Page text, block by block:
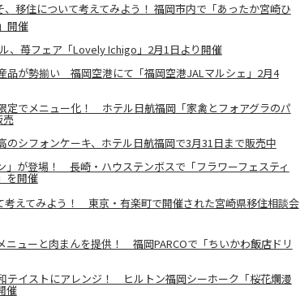
、移住について考えてみよう！ 福岡市内で「あったか宮崎ひ
開催
、苺フェア「Lovely Ichigo」2月1日より開催
品が勢揃い 福岡空港にて「福岡空港JALマルシェ」2月4
定でメニュー化！ ホテル日航福岡「家禽とフォアグラのパ
売
のシフォンケーキ、ホテル日航福岡で3月31日まで販売中
」が登場！ 長崎・ハウステンボスで「フラワーフェスティ
を開催
考えてみよう！ 東京・有楽町で開催された宮崎県移住相談会
ニューと肉まんを提供！ 福岡PARCOで「ちいかわ飯店ドリ
テイストにアレンジ！ ヒルトン福岡シーホーク「桜花爛漫
催